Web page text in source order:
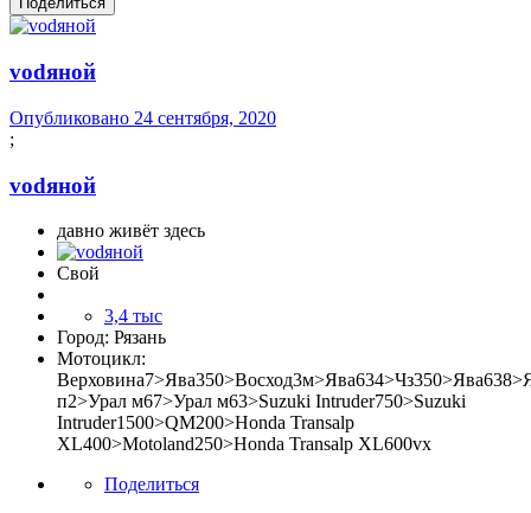
vоdяной
Опубликовано 24 сентября, 2020
;
vоdяной
давно живёт здесь
Свой
3,4 тыс
Город: Рязань
Мотоцикл:
п2>Урал м67>Урал м63>Suzuki Intruder750>Suzuki
Intruder1500>QM200>Honda Transalp
XL400>Motoland250>Honda Transalp XL600vx
Поделиться